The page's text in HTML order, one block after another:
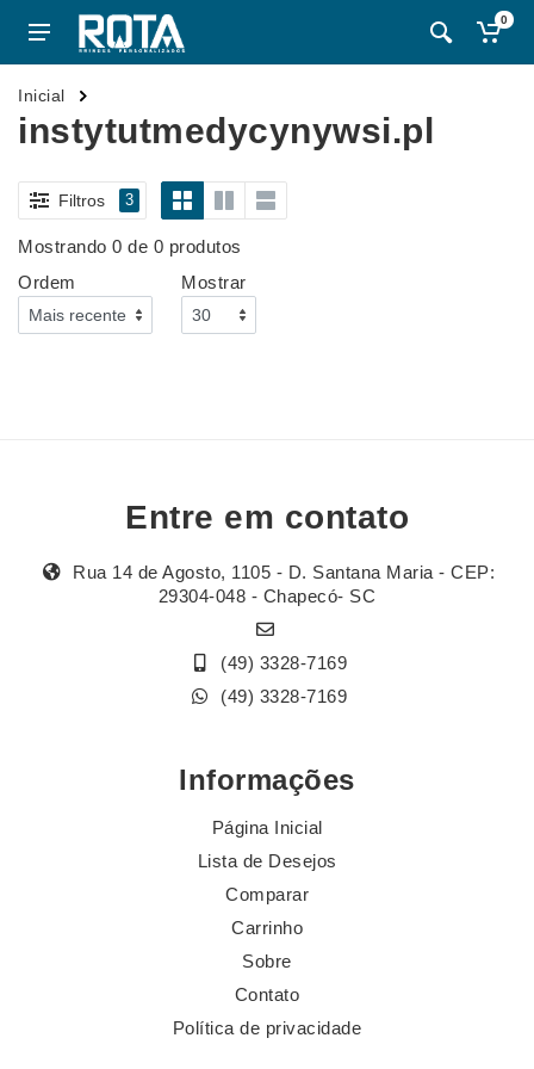
0
Inicial
instytutmedycynywsi.pl
Filtros 3
Mostrando 0 de 0 produtos
Ordem
Mostrar
Entre em contato
Rua 14 de Agosto, 1105 - D. Santana Maria - CEP:
29304-048 - Chapecó- SC
(49) 3328-7169
(49) 3328-7169
Informações
Página Inicial
Lista de Desejos
Comparar
Carrinho
Sobre
Contato
Política de privacidade